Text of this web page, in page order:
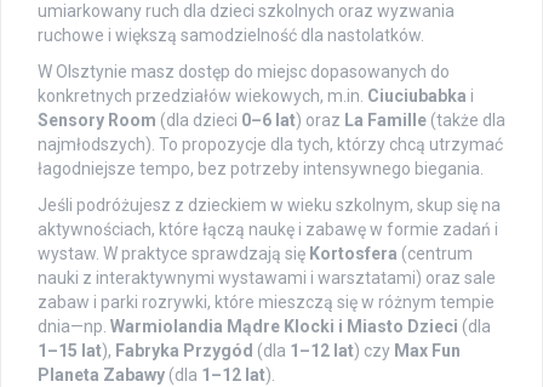
umiarkowany ruch dla dzieci szkolnych oraz wyzwania
ruchowe i większą samodzielność dla nastolatków.
W Olsztynie masz dostęp do miejsc dopasowanych do
konkretnych przedziałów wiekowych, m.in. Ciuciubabka i
Sensory Room (dla dzieci 0–6 lat) oraz La Famille (także dla
najmłodszych). To propozycje dla tych, którzy chcą utrzymać
łagodniejsze tempo, bez potrzeby intensywnego biegania.
Jeśli podróżujesz z dzieckiem w wieku szkolnym, skup się na
aktywnościach, które łączą naukę i zabawę w formie zadań i
wystaw. W praktyce sprawdzają się Kortosfera (centrum
nauki z interaktywnymi wystawami i warsztatami) oraz sale
zabaw i parki rozrywki, które mieszczą się w różnym tempie
dnia—np. Warmiolandia Mądre Klocki i Miasto Dzieci (dla
1–15 lat), Fabryka Przygód (dla 1–12 lat) czy Max Fun
Planeta Zabawy (dla 1–12 lat).